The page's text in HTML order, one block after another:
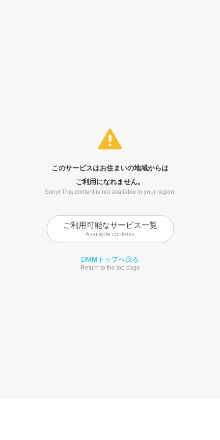
このサービスはお住まいの地域からは
ご利用になれません。
Sorry! This content is not available in your region.
ご利用可能なサービス一覧
Available contents
DMMトップへ戻る
Return to the top page